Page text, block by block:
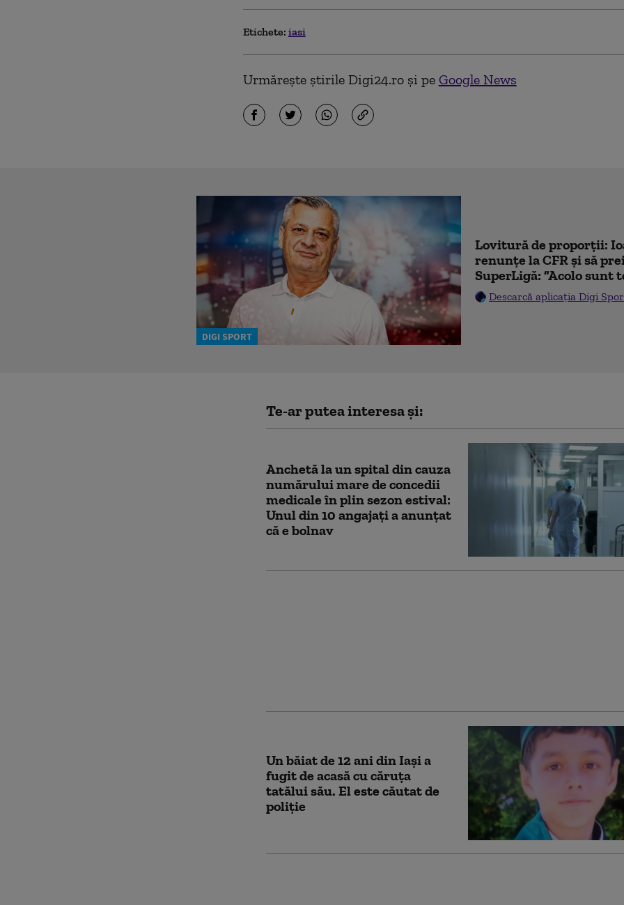
Etichete: iasi
Urmărește știrile Digi24.ro și pe Google News
DIGI SPORT
Lovitură de proporții:
renunțe la CFR și să
SuperLigă: ”Acolo sunt
Descarcă aplicația Digi
Te-ar putea interesa și:
Anchetă la un spital din cauza
numărului mare de concedii
medicale în plin sezon estival:
Unul din 10 angajați a anunțat
că e bolnav
Un băiat de 12 ani din Iași a
fugit de acasă cu căruţa
tatălui său. El este căutat de
poliție